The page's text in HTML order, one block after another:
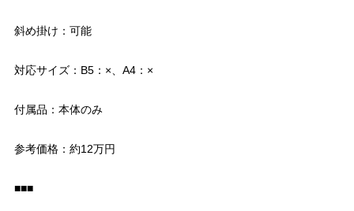
斜め掛け：可能
対応サイズ：B5：×、A4：×
付属品：本体のみ
参考価格：約12万円
■■■